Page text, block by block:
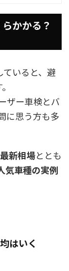
かかる？
いると、避
ザー車検とバ
に思う方も多
最新相場ととも
気車種の実例
はいく